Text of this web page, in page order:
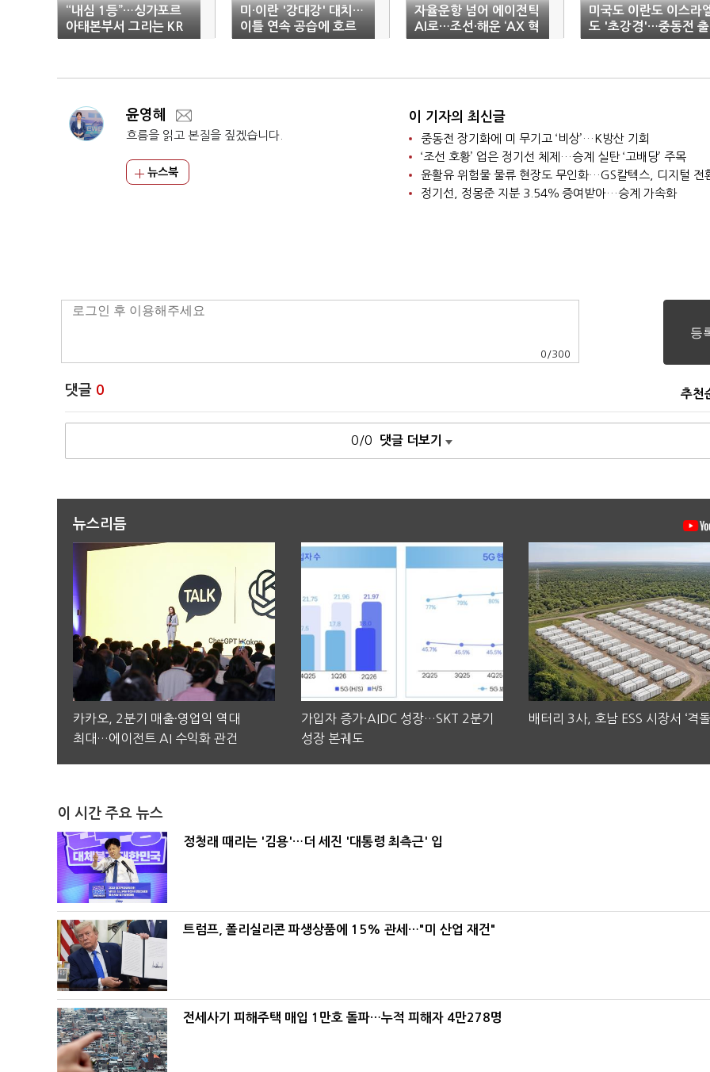
“내심 1등”…싱가포르
아태본부서 그리는 KR
의 기술 표준
미·이란 '강대강' 대치…
이틀 연속 공습에 호르
무즈 전면 폐쇄
자율운항 넘어 에이전틱
AI로…조선·해운 ‘AX 혁
신’ 속도
미국도 이란도 이스라
도 '초강경'…중동전 출
구 '깜깜'
윤영혜
흐름을 읽고 본질을 짚겠습니다.
뉴스북
이 기자의 최신글
중동전 장기화에 미 무기고 ‘비상’…K방산 기회
‘조선 호황’ 업은 정기선 체제…승계 실탄 ‘고배당’ 주목
윤활유 위험물 물류 현장도 무인화…GS칼텍스, 디지털 전
정기선, 정몽준 지분 3.54％ 증여받아…승계 가속화
0 /300
댓글 0 추천
0/0 댓글 더보기
뉴스리듬
카카오, 2분기 매출·영업익 역대
최대…에이전트 AI 수익화 관건
가입자 증가·AIDC 성장…SKT 2분기
성장 본궤도
배터리 3사, 호남 ESS 시장서 ‘격돌
이 시간 주요 뉴스
정청래 때리는 '김용'…더 세진 '대통령 최측근' 입
트럼프, 폴리실리콘 파생상품에 15% 관세…"미 산업 재건"
전세사기 피해주택 매입 1만호 돌파…누적 피해자 4만278명